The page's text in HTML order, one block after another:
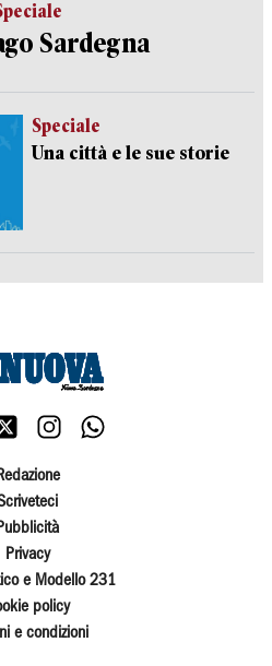
Sardegna
Speciale
Una città e le sue storie
Redazione
Pubblicità
Privacy
e Modello 231
policy
e condizioni